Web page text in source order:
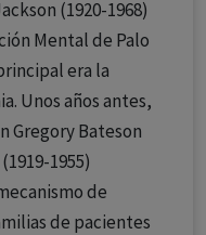
(1920-1968)
Mental de Palo
era la
Unos años antes,
Gregory Bateson
1955)
de
de pacientes